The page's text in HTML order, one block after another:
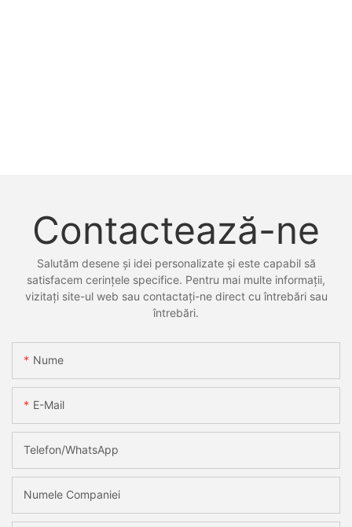
Contactează-ne
Salutăm desene și idei personalizate și este capabil să
satisfacem cerințele specifice. Pentru mai multe informații,
vizitați site-ul web sau contactați-ne direct cu întrebări sau
întrebări.
Nume
E-Mail
Telefon/WhatsApp
Numele Companiei